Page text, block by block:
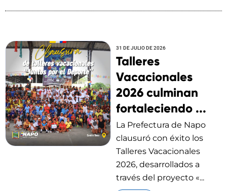
31 DE JULIO DE 2026
Talleres
Vacacionales
2026 culminan
fortaleciendo ...
La Prefectura de Napo
clausuró con éxito los
Talleres Vacacionales
2026, desarrollados a
través del proyecto «...